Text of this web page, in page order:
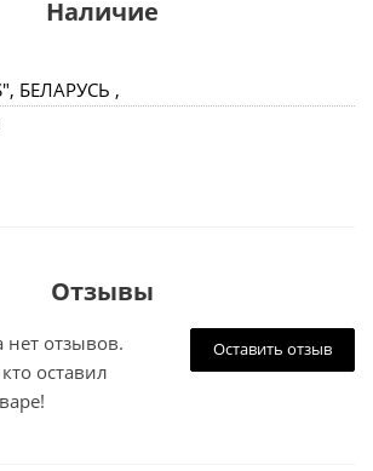
Наличие
БЕЛАРУСЬ ,
Отзывы
Оставить отзыв
нет отзывов.
оставил